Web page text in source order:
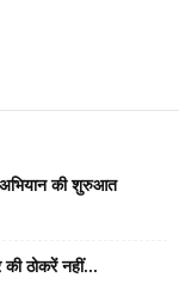
अभियान की शुरुआत
ठोकरें नहीं...